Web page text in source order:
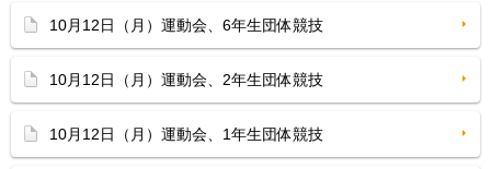
10月12日（月）運動会、6年生団体競技
10月12日（月）運動会、2年生団体競技
10月12日（月）運動会、1年生団体競技